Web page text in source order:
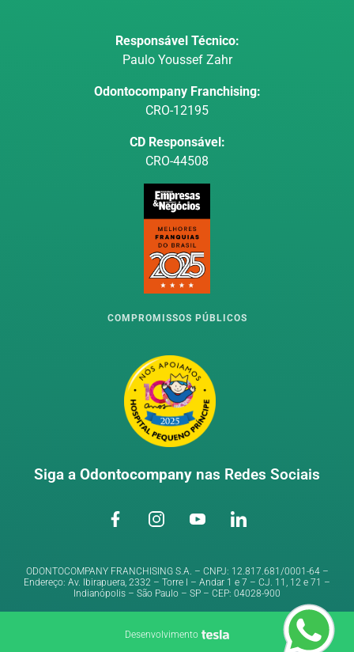
Responsável Técnico:
Paulo Youssef Zahr
Odontocompany Franchising:
CRO-12195
CD Responsável:
CRO-44508
COMPROMISSOS PÚBLICOS
Siga a Odontocompany nas Redes Sociais
ODONTOCOMPANY FRANCHISING S.A. – CNPJ: 12.817.681/0001-64 –
Endereço: Av. Ibirapuera, 2332 – Torre I – Andar 1 e 7 – CJ. 11, 12 e 71 –
Indianópolis – São Paulo – SP – CEP: 04028-900
Desenvolvimento